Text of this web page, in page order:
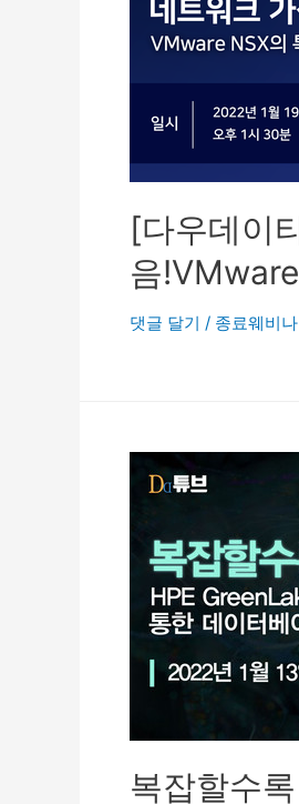
[다우데이
음
댓글 달기 / 종료웨비나
복잡할수